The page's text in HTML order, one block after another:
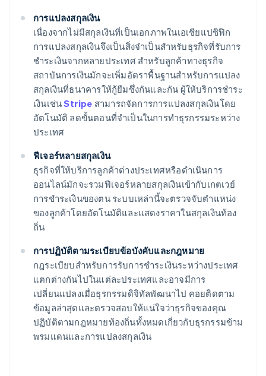
การแปลงสกุลเงิน
เนื่องจากไม่มีสกุลเงินที่เป็นเอกภาพในเอเชียแปซิฟิก
การแปลงสกุลเงินจึงเป็นสิ่งจำเป็นสำหรับธุรกิจที่รับการ
ชำระเงินจากหลายประเทศ สำหรับลูกค้าทางธุรกิจ
สถาบันการเงินมักจะเพิ่มอัตราพื้นฐานสำหรับการแปลง
สกุลเงินที่ธนาคารให้กู้ยืมซึ่งกันและกัน ผู้ให้บริการชำระ
เงินเช่นStripe สามารถจัดการการแปลงสกุลเงินโดย
อัตโนมัติ ลดขั้นตอนที่จำเป็นในการทำธุรกรรมระหว่าง
ประเทศ
ฟีเจอร์หลายสกุลเงิน
ธุรกิจที่ให้บริการลูกค้าต่างประเทศหรือดำเนินการ
ออนไลน์มักจะรวมฟีเจอร์หลายสกุลเงินเข้ากับเกตเวย์
การชำระเงินของตน ระบบเหล่านี้จะตรวจจับตำแหน่ง
ของลูกค้าโดยอัตโนมัติและแสดงราคาในสกุลเงินท้อง
ถิ่น
การปฏิบัติตามระเบียบข้อบังคับและกฎหมาย
กฎระเบียบสำหรับการรับการชำระเงินระหว่างประเทศ
แตกต่างกันไปในแต่ละประเทศและอาจมีการ
เปลี่ยนแปลงเมื่อธุรกรรมดิจิทัลพัฒนาไป คอยติดตาม
ข้อมูลล่าสุดและตรวจสอบให้แน่ใจว่าธุรกิจของคุณ
ปฏิบัติตามกฎหมายท้องถิ่นทั้งหมดเกี่ยวกับธุรกรรมข้าม
พรมแดนและการแปลงสกุลเงิน